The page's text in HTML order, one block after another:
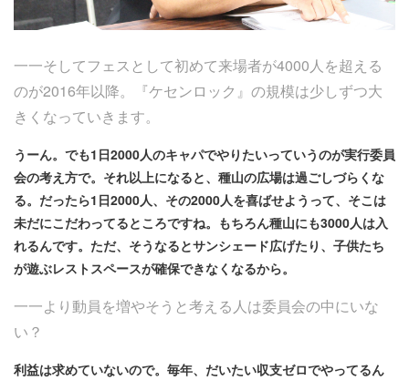
一一そしてフェスとして初めて来場者が4000人を超える
のが2016年以降。『ケセンロック』の規模は少しずつ大
きくなっていきます。
うーん。でも1日2000人のキャパでやりたいっていうのが実行委員
会の考え方で。それ以上になると、種山の広場は過ごしづらくな
る。だったら1日2000人、その2000人を喜ばせようって、そこは
未だにこだわってるところですね。もちろん種山にも3000人は入
れるんです。ただ、そうなるとサンシェード広げたり、子供たち
が遊ぶレストスペースが確保できなくなるから。
一一より動員を増やそうと考える人は委員会の中にいな
い？
利益は求めていないので。毎年、だいたい収支ゼロでやってるん